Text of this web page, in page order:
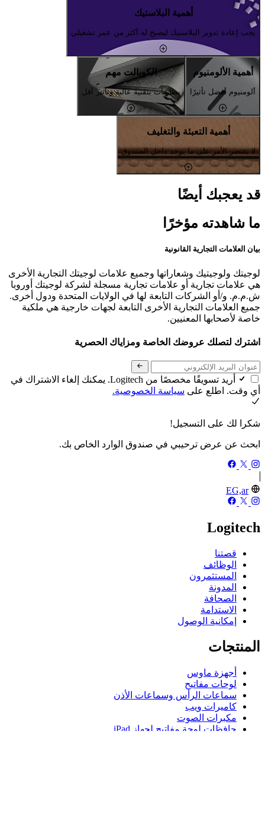
أهمية البلاستيك
يجب إعادة تدوير البلاستيك ليصبح له أكثر من عمر تشغيلي
أهمية الألومنيوم
ألومنيوم أفضل تأثيرًا
الكوبالت مهم
بطاريات بتقنية عالية وتأثير أقل
أهمية التعبئة والتغليف
لا يقتصر الأمر على ما يوجد داخل الصندوق
قد يعجبك أيضًا
ما شاهدته مؤخرًا
بيان العلامات التجارية القانونية
لوجيتك ولوجيتيك وشعاراتها وجميع علامات لوجيتك التجارية الأخرى
هي علامات تجارية أو علامات تجارية مسجلة لشركة لوجيتك أوروبا
ش.م.م. و/أو الشركات التابعة لها في الولايات المتحدة ودول أخرى.
جميع العلامات التجارية الأخرى التابعة لجهات خارجية هي ملكية
خاصة لأصحابها المعنيين.
اشترك لتصلك عروضك الخاصة ومزاياك الحصرية
أريد تسويقًا مخصصًا من Logitech. يمكنك إلغاء الاشتراك في
أي وقت. اطلع على سياسة الخصوصية.
شكرا لك على التسجيل!
ابحث عن عرض ترحيبي في صندوق الوارد الخاص بك.
EG,ar
Logitech
قصتنا
الوظائف
المستثمرون
المدونة
الصحافة
الاستدامة
إمكانية الوصول
المنتجات
أجهزة ماوس
لوحات مفاتيح
سماعات الرأس وسماعات الأذن
كاميرات ويب
مكبرات الصوت
حافظات لوحة مفاتيح لجهاز iPad